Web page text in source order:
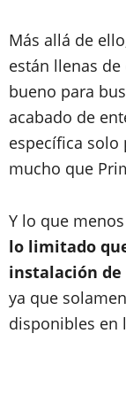
Más allá de
están llenas
bueno para
acabado de
específica
mucho que
Y lo que
lo limitado
instalación de
ya que
disponibles en